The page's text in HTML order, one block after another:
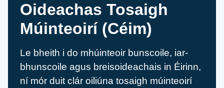
Oideachas Tosaigh
Múinteoirí (Céim)
Le bheith i do mhúinteoir bunscoile, iar-
bhunscoile agus breisoideachais in Éirinn,
ní mór duit clár oiliúna tosaigh múinteoirí